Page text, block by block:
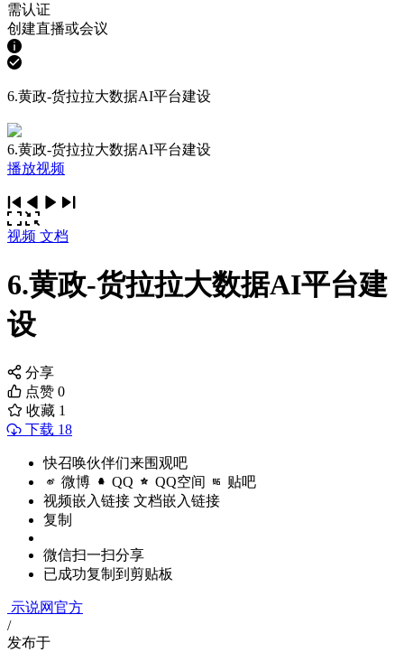
需认证
创建直播或会议
6.黄政-货拉拉大数据AI平台建设
6.黄政-货拉拉大数据AI平台建设
播放视频
视频 文档
6.黄政-货拉拉大数据AI平台建
设
分享
点赞 0
收藏 1
下载 18
快召唤伙伴们来围观吧
微博 QQ QQ空间 贴吧
视频嵌入链接 文档嵌入链接
复制
微信扫一扫分享
已成功复制到剪贴板
示说网官方
/
发布于